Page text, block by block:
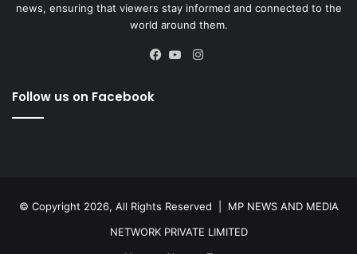
news, ensuring that viewers stay informed and connected to the
world around them.
Instagram
Follow us on Facebook
© Copyright 2026, All Rights Reserved | MP NEWS AND MEDIA
NETWORK PRIVATE LIMITED